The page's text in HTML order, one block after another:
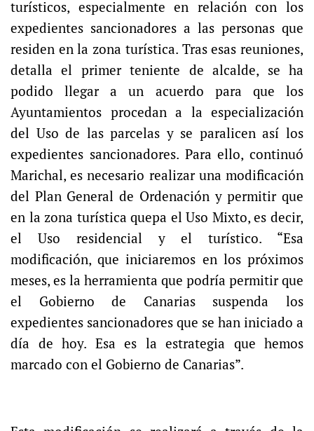
turísticos, especialmente en relación con los
expedientes sancionadores a las personas que
residen en la zona turística. Tras esas reuniones,
detalla el primer teniente de alcalde, se ha
podido llegar a un acuerdo para que los
Ayuntamientos procedan a la especialización
del Uso de las parcelas y se paralicen así los
expedientes sancionadores. Para ello, continuó
Marichal, es necesario realizar una modificación
del Plan General de Ordenación y permitir que
en la zona turística quepa el Uso Mixto, es decir,
el Uso residencial y el turístico. “Esa
modificación, que iniciaremos en los próximos
meses, es la herramienta que podría permitir que
el Gobierno de Canarias suspenda los
expedientes sancionadores que se han iniciado a
día de hoy. Esa es la estrategia que hemos
marcado con el Gobierno de Canarias”.